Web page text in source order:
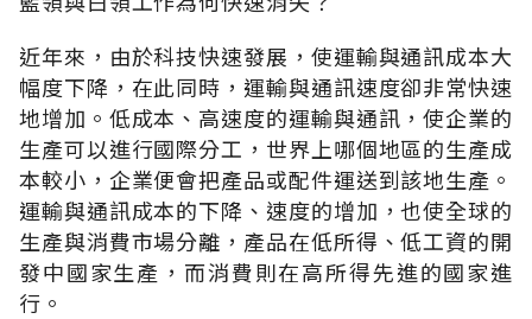
近年來，由於科技快速發展，使運輸與通訊成本大
幅度下降，在此同時，運輸與通訊速度卻非常快速
地增加。低成本、高速度的運輸與通訊，使企業的
生產可以進行國際分工，世界上哪個地區的生產成
本較小，企業便會把產品或配件運送到該地生產。
運輸與通訊成本的下降、速度的增加，也使全球的
生產與消費市場分離，產品在低所得、低工資的開
發中國家生產，而消費則在高所得先進的國家進
行。